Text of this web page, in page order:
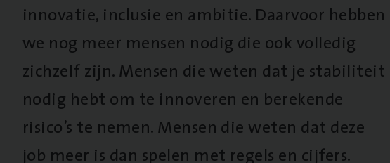
innovatie, inclusie en ambitie. Daarvoor hebben
we nog meer mensen nodig die ook volledig
zichzelf zijn. Mensen die weten dat je stabiliteit
nodig hebt om te innoveren en berekende
risico’s te nemen. Mensen die weten dat deze
job meer is dan spelen met regels en cijfers.